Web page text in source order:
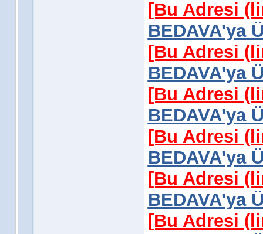
[Bu Adresi
BEDAVA'ya
[Bu Adresi
BEDAVA'ya
[Bu Adresi
BEDAVA'ya
[Bu Adresi
BEDAVA'ya
[Bu Adresi
BEDAVA'ya
[Bu Adresi